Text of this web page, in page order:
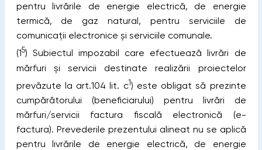
pentru livrările de energie electrică, de energie
termică, de gaz natural, pentru serviciile de
comunicaţii electronice şi serviciile comunale.
(15) Subiectul impozabil care efectuează livrări de
mărfuri şi servicii destinate realizării proiectelor
prevăzute la art.104 lit. c1) este obligat să prezinte
cumpărătorului (beneficiarului) pentru livrări de
mărfuri/servicii factura fiscală electronică (e-
factura). Prevederile prezentului alineat nu se aplică
pentru livrările de energie electrică, de energie